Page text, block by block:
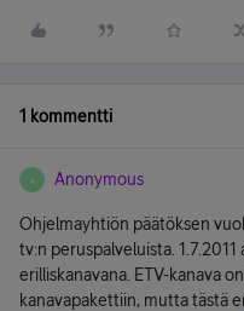
1 kommentti
A Anonymous
Ohjelmayhtiön päätöksen
tv:n peruspalveluista. 1.7.2011
erilliskanavana. ETV-kanava
kanavapakettiin, mutta tästä